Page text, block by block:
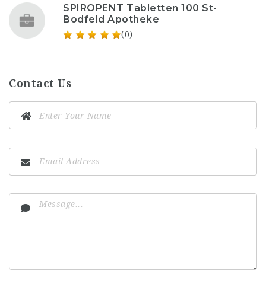
SPIROPENT Tabletten 100 St-
Bodfeld Apotheke
(0)
Contact Us